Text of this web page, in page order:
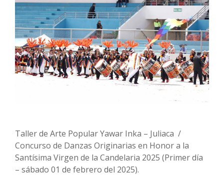
Taller de Arte Popular Yawar Inka – Juliaca /
Concurso de Danzas Originarias en Honor a la
Santísima Virgen de la Candelaria 2025 (Primer día
– sábado 01 de febrero del 2025).